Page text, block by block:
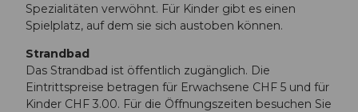
Spezialitäten verwöhnt. Für Kinder gibt es einen
Spielplatz, auf dem sie sich austoben können.
Strandbad
Das Strandbad ist öffentlich zugänglich. Die
Eintrittspreise betragen für Erwachsene CHF 5 und für
Kinder CHF 3.00. Für die Öffnungszeiten besuchen Sie